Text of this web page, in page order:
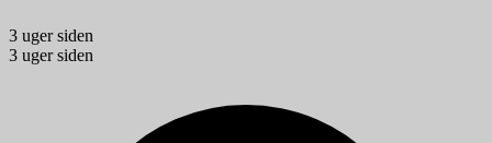
3 uger siden
3 uger siden